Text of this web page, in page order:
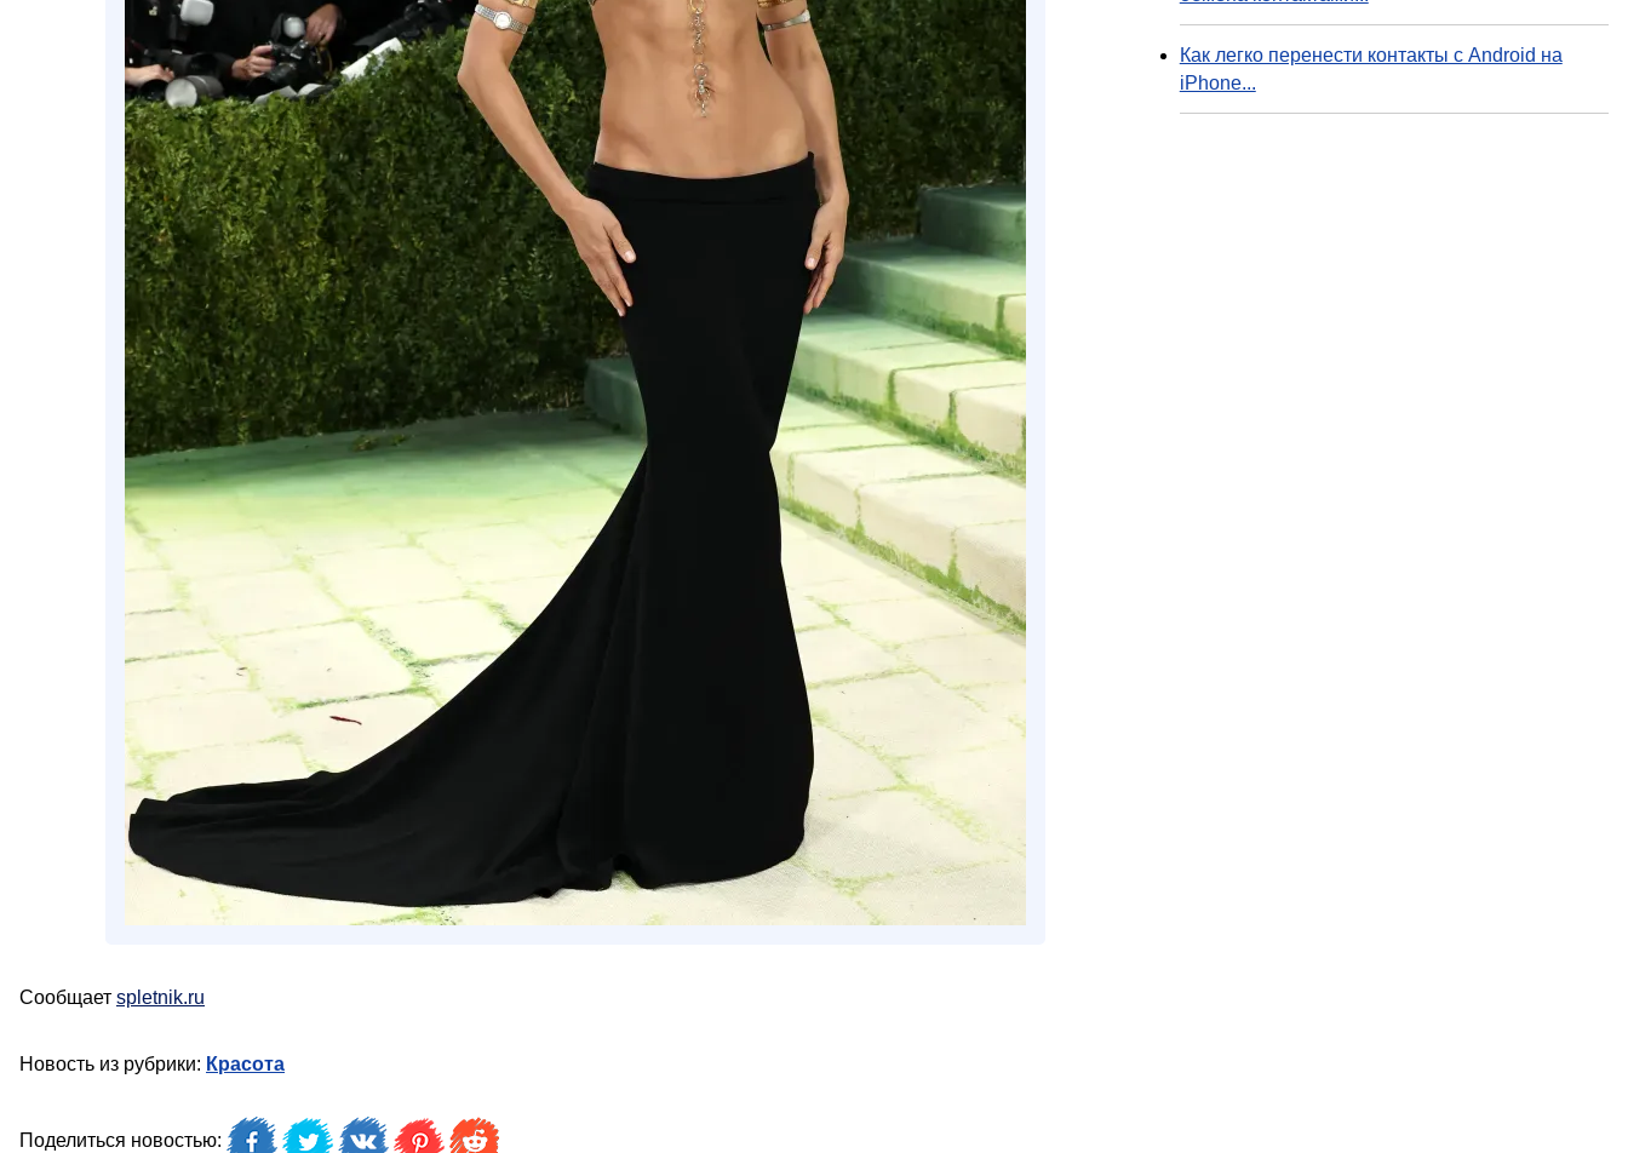
Сообщает spletnik.ru
Новость из рубрики: Красота
Поделиться новостью:
Как легко перенести контакты с Android на
iPhone...